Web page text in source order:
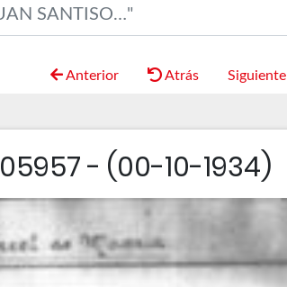
Anterior Atrás Siguiente
- (00-10-1934)